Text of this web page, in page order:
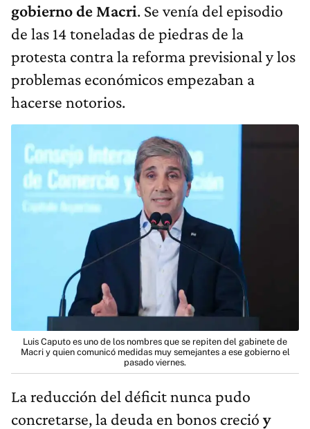
gobierno de Macri. Se venía del episodio
de las 14 toneladas de piedras de la
protesta contra la reforma previsional y los
problemas económicos empezaban a
hacerse notorios.
Luis Caputo es uno de los nombres que se repiten del gabinete de
Macri y quien comunicó medidas muy semejantes a ese gobierno el
pasado viernes.
La reducción del déficit nunca pudo
concretarse, la deuda en bonos creció y